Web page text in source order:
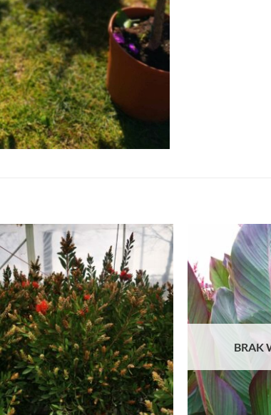
BRAK